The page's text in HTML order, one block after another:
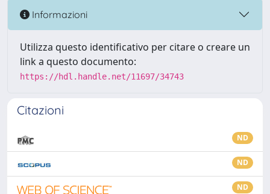
Informazioni
Utilizza questo identificativo per citare o creare un
link a questo documento:
https://hdl.handle.net/11697/34743
Citazioni
ND
ND
ND